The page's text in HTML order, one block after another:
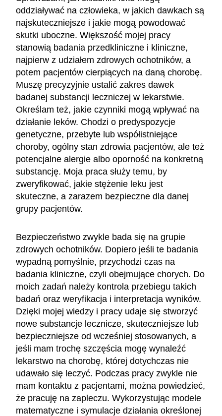
oddziaływać na człowieka, w jakich dawkach są
najskuteczniejsze i jakie mogą powodować
skutki uboczne. Większość mojej pracy
stanowią badania przedkliniczne i kliniczne,
najpierw z udziałem zdrowych ochotników, a
potem pacjentów cierpiących na daną chorobę.
Muszę precyzyjnie ustalić zakres dawek
badanej substancji leczniczej w lekarstwie.
Określam też, jakie czynniki mogą wpływać na
działanie leków. Chodzi o predyspozycje
genetyczne, przebyte lub współistniejące
choroby, ogólny stan zdrowia pacjentów, ale też
potencjalne alergie albo oporność na konkretną
substancję. Moja praca służy temu, by
zweryfikować, jakie stężenie leku jest
skuteczne, a zarazem bezpieczne dla danej
grupy pacjentów.
Bezpieczeństwo zwykle bada się na grupie
zdrowych ochotników. Dopiero jeśli te badania
wypadną pomyślnie, przychodzi czas na
badania kliniczne, czyli obejmujące chorych. Do
moich zadań należy kontrola przebiegu takich
badań oraz weryfikacja i interpretacja wyników.
Dzięki mojej wiedzy i pracy udaje się stworzyć
nowe substancje lecznicze, skuteczniejsze lub
bezpieczniejsze od wcześniej stosowanych, a
jeśli mam trochę szczęścia mogę wynaleźć
lekarstwo na chorobę, której dotychczas nie
udawało się leczyć. Podczas pracy zwykle nie
mam kontaktu z pacjentami, można powiedzieć,
że pracuję na zapleczu. Wykorzystując modele
matematyczne i symulacje działania określonej